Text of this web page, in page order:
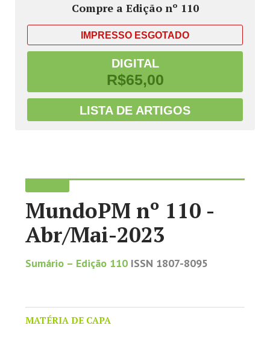
Compre a Edição nº 110
IMPRESSO ESGOTADO
DIGITAL
R$65,00
LISTA DE ARTIGOS
MundoPM nº 110 -
Abr/Mai-2023
Sumário – Edição 110 ISSN 1807-8095
MATÉRIA DE CAPA